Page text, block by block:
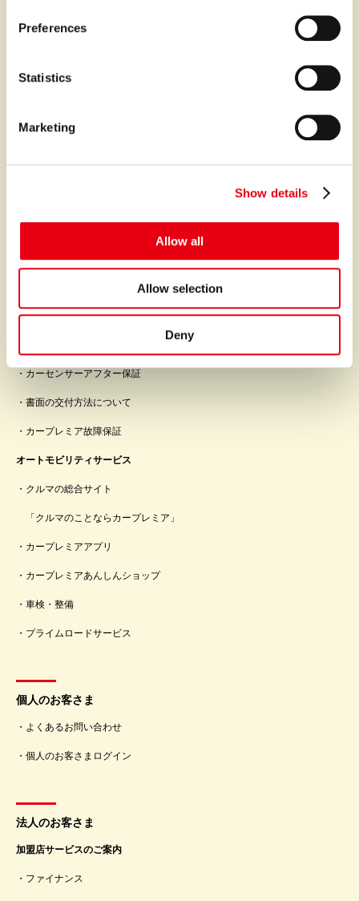
Preferences
Statistics
Marketing
Show details
Allow all
Allow selection
Deny
クレジット契約の仕組み
故障保証
カーセンサーアフター保証
書面の交付方法について
カープレミア故障保証
オートモビリティサービス
クルマの総合サイト
「クルマのことならカープレミア」
カープレミアアプリ
カープレミアあんしんショップ
車検・整備
プライムロードサービス
個人のお客さま
よくあるお問い合わせ
個人のお客さまログイン
法人のお客さま
加盟店サービスのご案内
ファイナンス